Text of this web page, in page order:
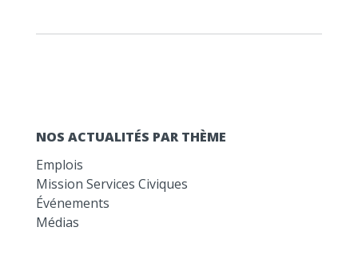
NOS ACTUALITÉS PAR THÈME
Emplois
Mission Services Civiques
Événements
Médias